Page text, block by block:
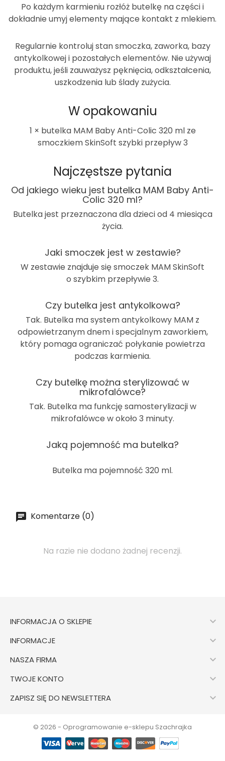
Po każdym karmieniu rozłóż butelkę na części i
dokładnie umyj elementy mające kontakt z mlekiem.
Regularnie kontroluj stan smoczka, zaworka, bazy
antykolkowej i pozostałych elementów. Nie używaj
produktu, jeśli zauważysz pęknięcia, odkształcenia,
uszkodzenia lub ślady zużycia.
W opakowaniu
1 × butelka MAM Baby Anti-Colic 320 ml ze
smoczkiem SkinSoft szybki przepływ 3
Najczęstsze pytania
Od jakiego wieku jest butelka MAM Baby Anti-
Colic 320 ml?
Butelka jest przeznaczona dla dzieci od 4 miesiąca
życia.
Jaki smoczek jest w zestawie?
W zestawie znajduje się smoczek MAM SkinSoft
o szybkim przepływie 3.
Czy butelka jest antykolkowa?
Tak. Butelka ma system antykolkowy MAM z
odpowietrzanym dnem i specjalnym zaworkiem,
który pomaga ograniczać połykanie powietrza
podczas karmienia.
Czy butelkę można sterylizować w
mikrofalówce?
Tak. Butelka ma funkcję samosterylizacji w
mikrofalówce w około 3 minuty.
Jaką pojemność ma butelka?
Butelka ma pojemność 320 ml.
Komentarze (0)
Na razie nie dodano żadnej recenzji.
INFORMACJA O SKLEPIE 
INFORMACJE 
NASZA FIRMA 
TWOJE KONTO 
ZAPISZ SIĘ DO NEWSLETTERA 
© 2026 - Oprogramowanie e-sklepu Szachrajka